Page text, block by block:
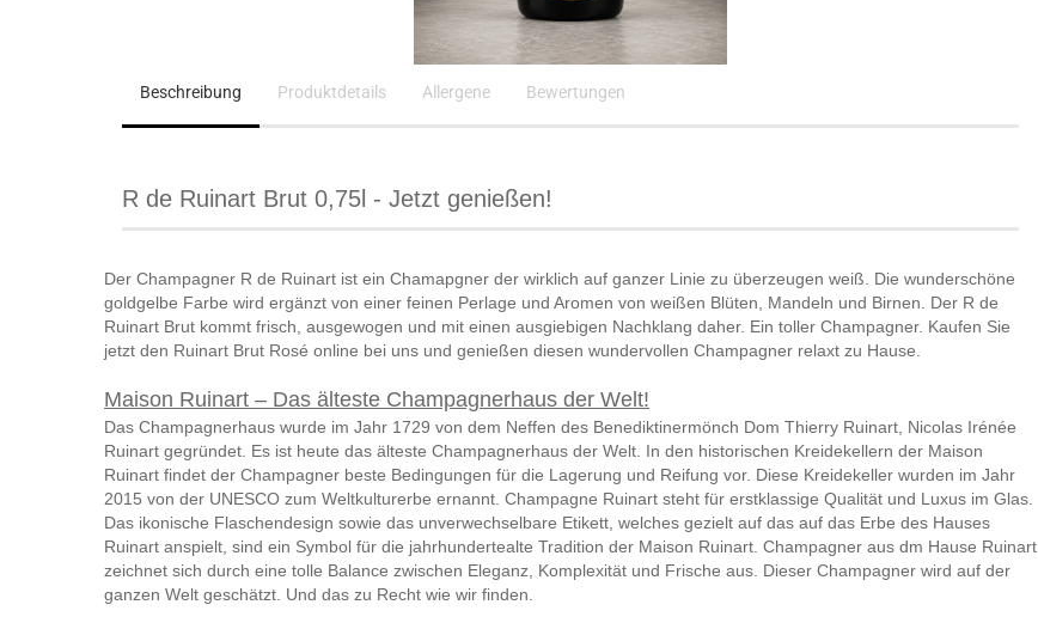
Beschreibung Produktdetails Allergene Bewertungen
R de Ruinart Brut 0,75l - Jetzt genießen!
Der Champagner R de Ruinart ist ein Chamapgner der wirklich auf ganzer Linie zu überzeugen weiß. Die wunderschöne
goldgelbe Farbe wird ergänzt von einer feinen Perlage und Aromen von weißen Blüten, Mandeln und Birnen. Der R de
Ruinart Brut kommt frisch, ausgewogen und mit einen ausgiebigen Nachklang daher. Ein toller Champagner. Kaufen Sie
jetzt den Ruinart Brut Rosé online bei uns und genießen diesen wundervollen Champagner relaxt zu Hause.
Maison Ruinart – Das älteste Champagnerhaus der Welt!
Das Champagnerhaus wurde im Jahr 1729 von dem Neffen des Benediktinermönch Dom Thierry Ruinart, Nicolas Irénée
Ruinart gegründet. Es ist heute das älteste Champagnerhaus der Welt. In den historischen Kreidekellern der Maison
Ruinart findet der Champagner beste Bedingungen für die Lagerung und Reifung vor. Diese Kreidekeller wurden im Jahr
2015 von der UNESCO zum Weltkulturerbe ernannt. Champagne Ruinart steht für erstklassige Qualität und Luxus im Glas.
Das ikonische Flaschendesign sowie das unverwechselbare Etikett, welches gezielt auf das auf das Erbe des Hauses
Ruinart anspielt, sind ein Symbol für die jahrhundertealte Tradition der Maison Ruinart. Champagner aus dm Hause Ruinart
zeichnet sich durch eine tolle Balance zwischen Eleganz, Komplexität und Frische aus. Dieser Champagner wird auf der
ganzen Welt geschätzt. Und das zu Recht wie wir finden.